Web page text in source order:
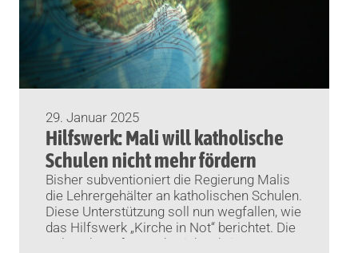
29. Januar 2025
Hilfswerk: Mali will katholische
Schulen nicht mehr fördern
Bisher subventioniert die Regierung Malis
die Lehrergehälter an katholischen Schulen.
Diese Unterstützung soll nun wegfallen, wie
das Hilfswerk „Kirche in Not“ berichtet. Die
Folgen beträfen auch Nicht-Christen.